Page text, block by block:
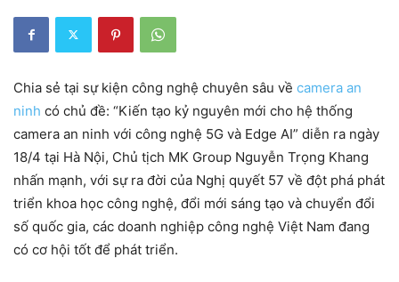
Chia sẻ tại sự kiện công nghệ chuyên sâu về camera an
ninh có chủ đề: “Kiến tạo kỷ nguyên mới cho hệ thống
camera an ninh với công nghệ 5G và Edge AI” diễn ra ngày
18/4 tại Hà Nội, Chủ tịch MK Group Nguyễn Trọng Khang
nhấn mạnh, với sự ra đời của Nghị quyết 57 về đột phá phát
triển khoa học công nghệ, đổi mới sáng tạo và chuyển đổi
số quốc gia, các doanh nghiệp công nghệ Việt Nam đang
có cơ hội tốt để phát triển.